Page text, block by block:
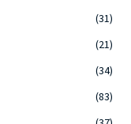
(31)
(21)
(34)
(83)